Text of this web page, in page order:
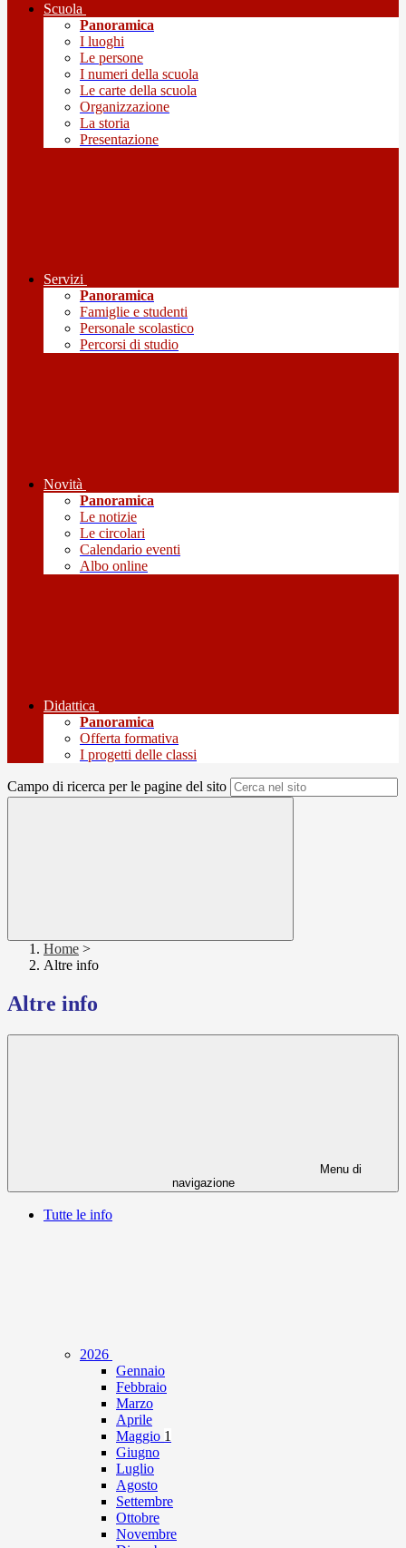
Scuola
Panoramica
I luoghi
Le persone
I numeri della scuola
Le carte della scuola
Organizzazione
La storia
Presentazione
Servizi
Panoramica
Famiglie e studenti
Personale scolastico
Percorsi di studio
Novità
Panoramica
Le notizie
Le circolari
Calendario eventi
Albo online
Didattica
Panoramica
Offerta formativa
I progetti delle classi
Campo di ricerca per le pagine del sito
Home >
Altre info
Altre info
Menu di
navigazione
Tutte le info
2026
Gennaio
Febbraio
Marzo
Aprile
Maggio 1
Giugno
Luglio
Agosto
Settembre
Ottobre
Novembre